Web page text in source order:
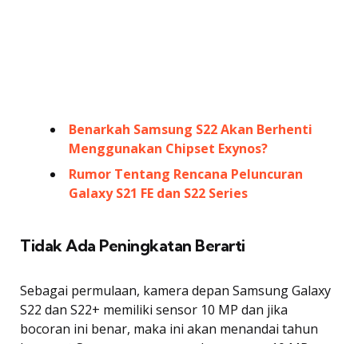
Benarkah Samsung S22 Akan Berhenti
Menggunakan Chipset Exynos?
Rumor Tentang Rencana Peluncuran
Galaxy S21 FE dan S22 Series
Tidak Ada Peningkatan Berarti
Sebagai permulaan, kamera depan Samsung Galaxy
S22 dan S22+ memiliki sensor 10 MP dan jika
bocoran ini benar, maka ini akan menandai tahun